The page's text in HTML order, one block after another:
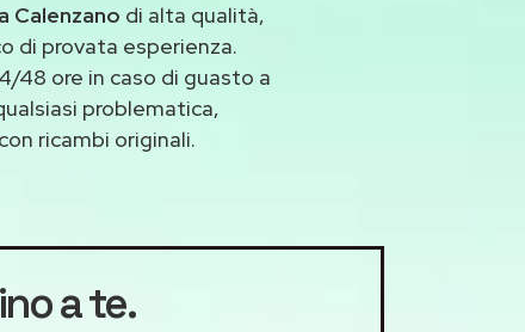
Calenzano di alta qualità,
di provata esperienza.
48 ore in caso di guasto a
problematica,
ricambi originali.
a te.